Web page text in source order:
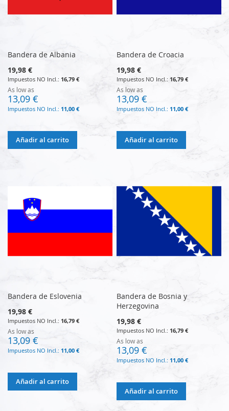
Bandera de Albania
19,98 €
16,79 €
As low as
13,09 €
11,00 €
Añadir al carrito
Bandera de Croacia
19,98 €
16,79 €
As low as
13,09 €
11,00 €
Añadir al carrito
Bandera de Eslovenia
19,98 €
16,79 €
As low as
13,09 €
11,00 €
Añadir al carrito
Bandera de Bosnia y
Herzegovina
19,98 €
16,79 €
As low as
13,09 €
11,00 €
Añadir al carrito